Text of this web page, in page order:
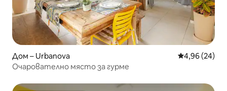
Дом – Urbanova Средна
4,96 (24)
Очарователно място за гурме